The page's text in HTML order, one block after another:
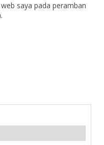
saya pada peramban